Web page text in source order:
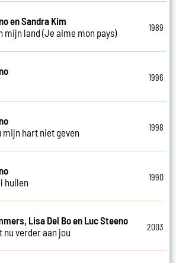
en Sandra Kim
mijn land (Je aime mon pays)
1989
1996
mijn hart niet geven
1998
huilen
1990
Lisa Del Bo en Luc Steeno
nu verder aan jou
2003